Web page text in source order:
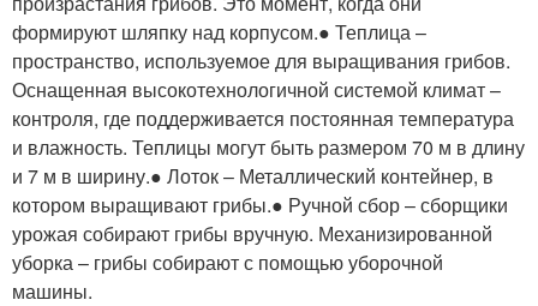
формируют шляпку над корпусом.● Теплица –
пространство, используемое для выращивания грибов.
Оснащенная высокотехнологичной системой климат –
контроля, где поддерживается постоянная температура
и влажность. Теплицы могут быть размером 70 м в длину
и 7 м в ширину.● Лоток – Металлический контейнер, в
котором выращивают грибы.● Ручной сбор – сборщики
урожая собирают грибы вручную. Механизированной
уборка – грибы собирают с помощью уборочной
машины.